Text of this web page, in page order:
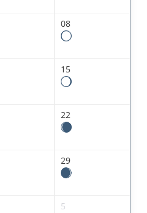
08
15
22
29
5